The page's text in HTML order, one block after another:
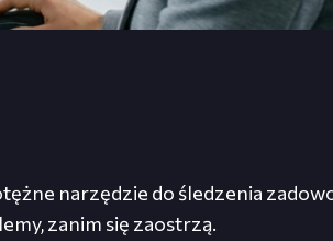
narzędzie do śledzenia
zanim się zaostrzą.